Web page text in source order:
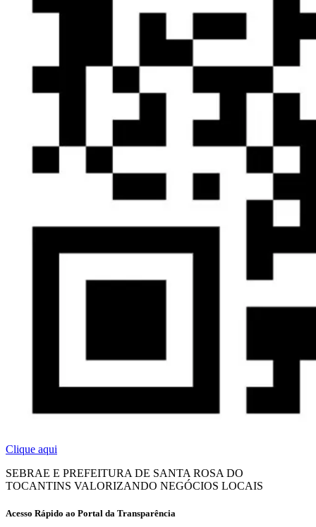
Clique aqui
SEBRAE E PREFEITURA DE SANTA ROSA DO
TOCANTINS VALORIZANDO NEGÓCIOS LOCAIS
Acesso Rápido ao Portal da Transparência